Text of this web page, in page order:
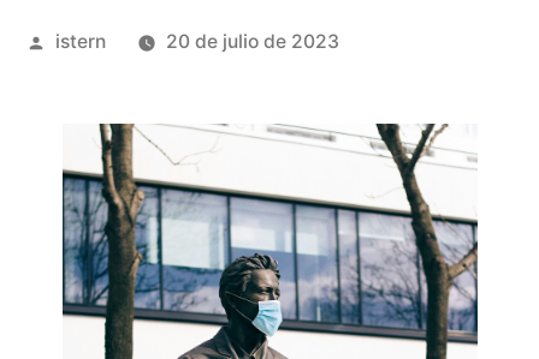
Publicado
istern 20 de julio de 2023